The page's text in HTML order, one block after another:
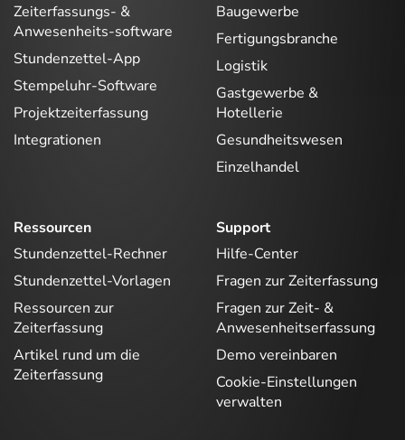
Zeiterfassungs- &
Anwesenheits-software
Stundenzettel-App
Stempeluhr-Software
Projektzeiterfassung
Integrationen
Baugewerbe
Fertigungsbranche
Logistik
Gastgewerbe &
Hotellerie
Gesundheitswesen
Einzelhandel
Ressourcen
Stundenzettel-Rechner
Stundenzettel-Vorlagen
Ressourcen zur
Zeiterfassung
Artikel rund um die
Zeiterfassung
Support
Hilfe-Center
Fragen zur Zeiterfassung
Fragen zur Zeit- &
Anwesenheitserfassung
Demo vereinbaren
Cookie-Einstellungen
verwalten